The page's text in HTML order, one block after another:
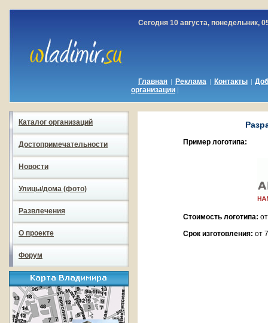
Сегодня 10 августа, понедельник,
Главная | Реклама | Контакты|
организации |
Каталог организаций
Достопримечательности
Новости
Улицы/дома (фото)
Развлечения
О проекте
Форум
Пример логотипа:
Стоимость логотипа:
Срок изготовления: от